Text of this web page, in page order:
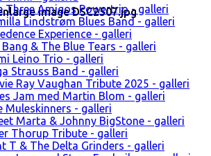
Three Amigos Powertrio - galleri
Lindstrøm Blues Band - galleri
Experience - galleri
Bang & The Blue Tears - galleri
Leino Trio - galleri
Strauss Band - galleri
Ray Vaughan Tribute 2025 - galleri
Jam med Martin Blom - galleri
Muleskinners - galleri
Marta & Johnny BigStone - galleri
Thorup Tribute - galleri
T & The Delta Grinders - galleri